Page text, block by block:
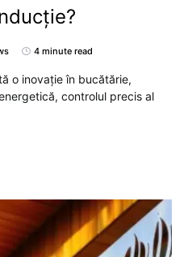
4 minute read
o inovație în bucătărie,
controlul precis al